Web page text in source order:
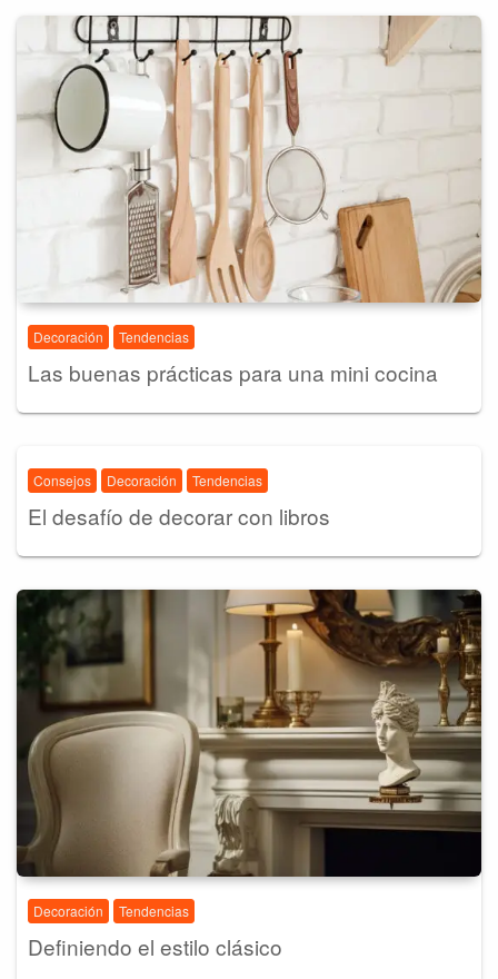
Decoración Tendencias
Las buenas prácticas para una mini cocina
Consejos Decoración Tendencias
El desafío de decorar con libros
Decoración Tendencias
Definiendo el estilo clásico